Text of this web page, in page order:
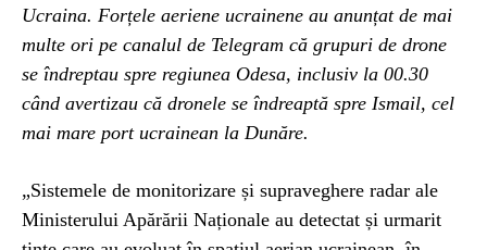
Ucraina. Forțele aeriene ucrainene au anunțat de mai
multe ori pe canalul de Telegram că grupuri de drone
se îndreptau spre regiunea Odesa, inclusiv la 00.30
când avertizau că dronele se îndreaptă spre Ismail, cel
mai mare port ucrainean la Dunăre.
„Sistemele de monitorizare și supraveghere radar ale
Ministerului Apărării Naționale au detectat și urmarit